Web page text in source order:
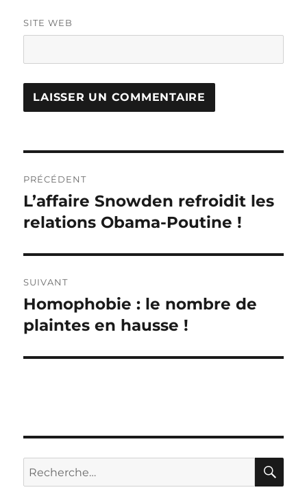
SITE WEB
de
l’article
PRÉCÉDENT
Publication
précédente :
L’affaire Snowden refroidit les
relations Obama-Poutine !
SUIVANT
Publication
suivante :
Homophobie : le nombre de
plaintes en hausse !
Recherche
pour :